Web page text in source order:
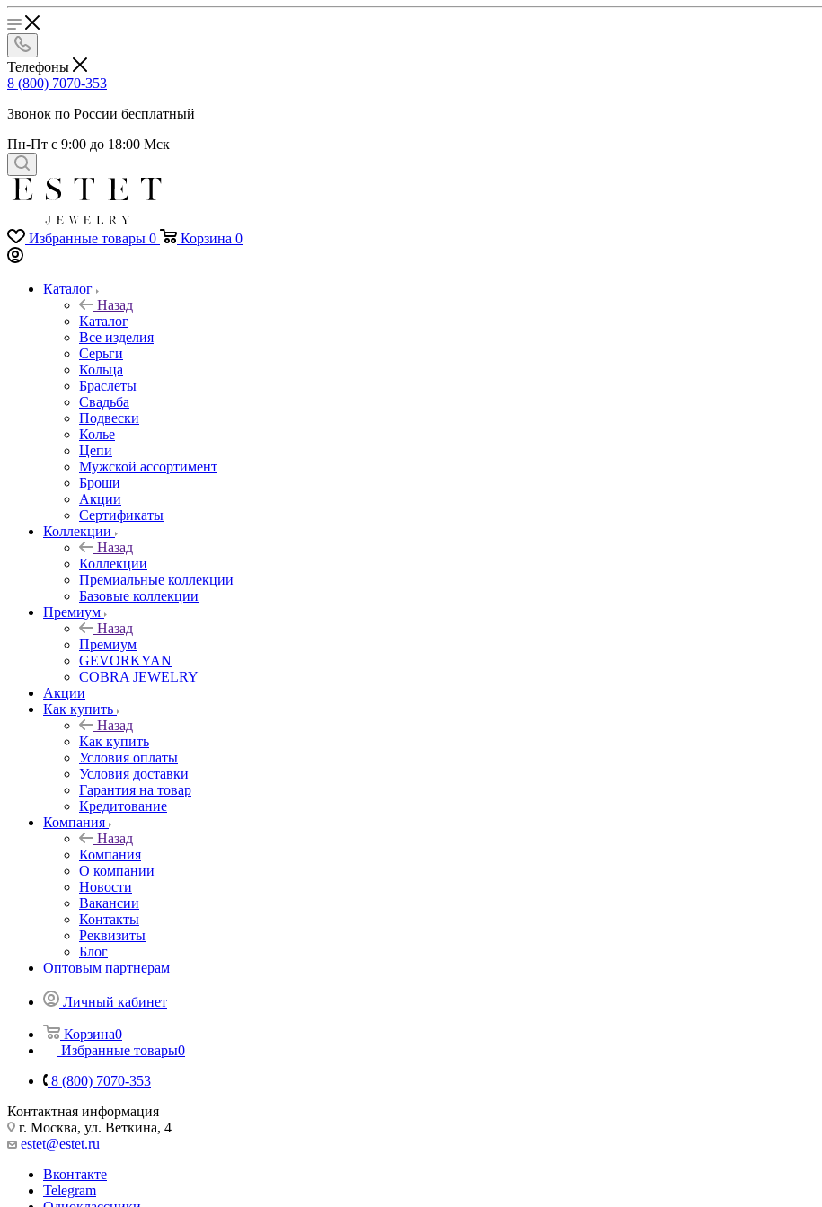
Телефоны
8 (800) 7070-353
Звонок по России бесплатный
Пн-Пт с 9:00 до 18:00 Мск
Избранные товары 0 Корзина 0
Каталог
Назад
Каталог
Все изделия
Серьги
Кольца
Браслеты
Свадьба
Подвески
Колье
Цепи
Мужской ассортимент
Броши
Акции
Сертификаты
Коллекции
Назад
Коллекции
Премиальные коллекции
Базовые коллекции
Премиум
Назад
Премиум
GEVORKYAN
COBRA JEWELRY
Акции
Как купить
Назад
Как купить
Условия оплаты
Условия доставки
Гарантия на товар
Кредитование
Компания
Назад
Компания
О компании
Новости
Вакансии
Контакты
Реквизиты
Блог
Оптовым партнерам
Личный кабинет
Корзина0
Избранные товары0
8 (800) 7070-353
Контактная информация
г. Москва, ул. Веткина, 4
estet@estet.ru
Вконтакте
Telegram